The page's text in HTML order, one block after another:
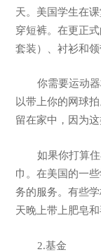
天。美国学生在
穿短裤。在更正
套装）、衬衫和
你需要运动
以带上你的网球
留在家中，因为
如果你打算
巾。在美国的一
务的服务。有些
天晚上带上肥皂
2.基金